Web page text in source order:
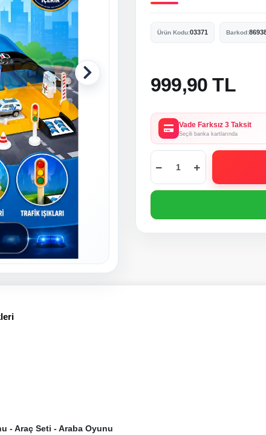
Ürün Kodu:03371 Barkod:
999,90 TL
Vade Farksız 3 Taksit
Seçili banka kartlarında
- Araç Seti - Araba Oyunu